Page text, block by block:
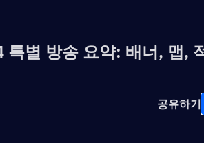
별 방송 요약: 배너, 맵,
공유하기